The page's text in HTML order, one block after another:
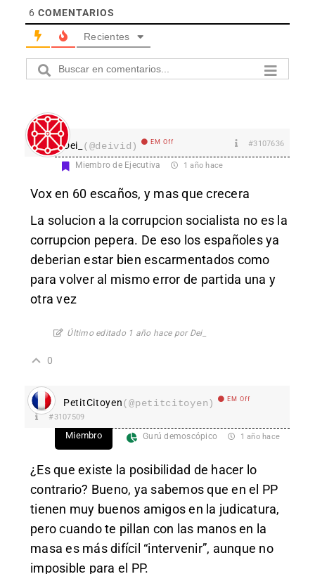
6 COMENTARIOS
Recientes
Dei_ (@deivid) EM Off #3107636
Miembro de Ejecutiva 1 año hace
Vox en 60 escaños, y mas que crecera
La solucion a la corrupcion socialista no es la
corrupcion pepera. De eso los españoles ya
deberian estar bien escarmentados como
para volver al mismo error de partida una y
otra vez
Último editado 1 año hace por Dei_
0
PetitCitoyen(@petitcitoyen) EM Off
#3107509
Miembro Gurú demoscópico 1 año hace
¿Es que existe la posibilidad de hacer lo
contrario? Bueno, ya sabemos que en el PP
tienen muy buenos amigos en la judicatura,
pero cuando te pillan con las manos en la
masa es más difícil “intervenir”, aunque no
imposible para el PP.